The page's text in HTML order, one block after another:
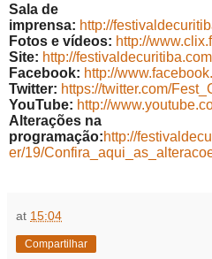
Sala de
imprensa: http://
Fotos e vídeos: http://
Site: http://
Facebook: http://
Twitter: https://twitter.com/
YouTube: http://
Alterações na
programação:http://
er/19/
at 15:04
Compartilhar